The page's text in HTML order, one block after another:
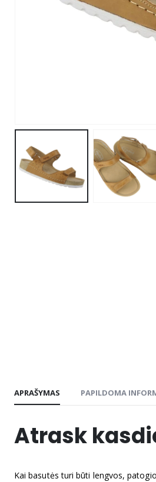
APRAŠYMAS PAPILDOMA
Atrask
Kai basutės turi būti lengvos,